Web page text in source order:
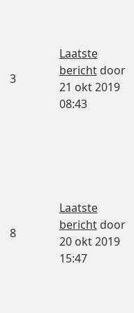
3
Laatste
berichtdoor
21 okt 2019
08:43
8
Laatste
berichtdoor
20 okt 2019
15:47